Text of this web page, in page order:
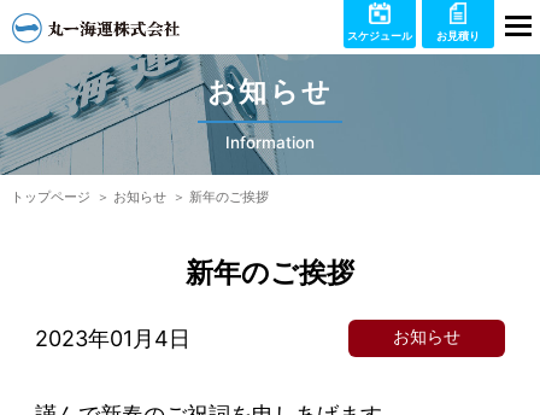
スケジュール お見積り
お知らせ
Information
トップページ お知らせ 新年のご挨拶
新年のご挨拶
2023年01月4日 お知らせ